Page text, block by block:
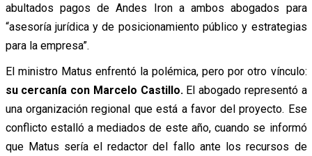
abultados pagos de Andes Iron a ambos abogados para
“asesoría jurídica y de posicionamiento público y estrategias
para la empresa”.
El ministro Matus enfrentó la polémica, pero por otro vínculo:
su cercanía con Marcelo Castillo. El abogado representó a
una organización regional que está a favor del proyecto. Ese
conflicto estalló a mediados de este año, cuando se informó
que Matus sería el redactor del fallo ante los recursos de